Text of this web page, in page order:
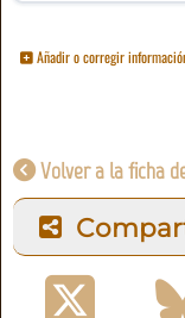
Añadir o corregir
Volver a la ficha